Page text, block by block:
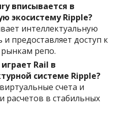
вписывается в
экосистему Ripple?
интеллектуальную
и предоставляет доступ к
репо.
Rail в
системе Ripple?
счета и
расчетов в стабильных